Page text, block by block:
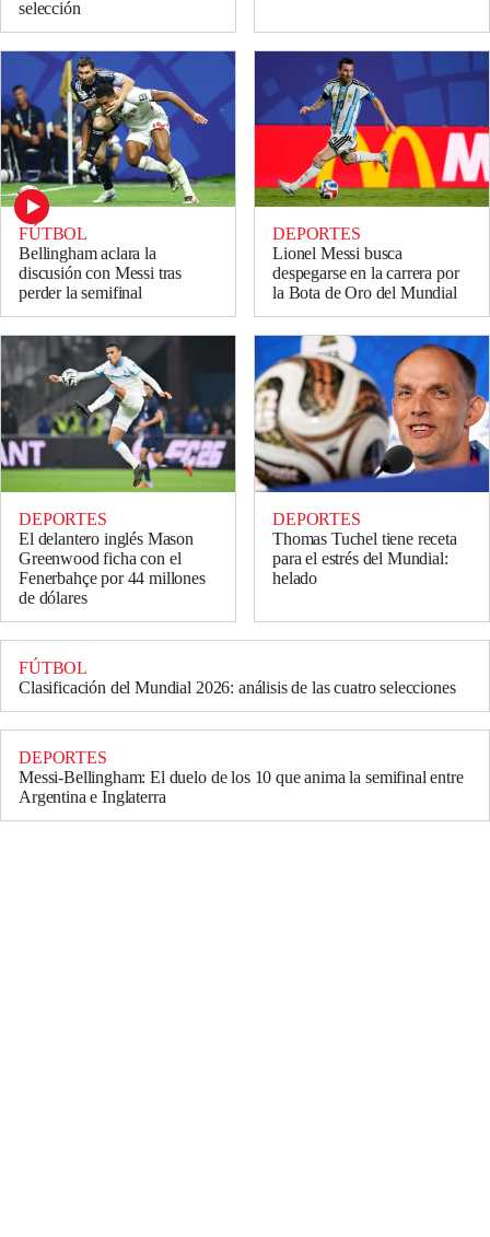
selección
FÚTBOL
Bellingham aclara la
discusión con Messi tras
perder la semifinal
DEPORTES
Lionel Messi busca
despegarse en la carrera por
la Bota de Oro del Mundial
DEPORTES
El delantero inglés Mason
Greenwood ficha con el
Fenerbahçe por 44 millones
de dólares
DEPORTES
Thomas Tuchel tiene receta
para el estrés del Mundial:
helado
FÚTBOL
Clasificación del Mundial 2026: análisis de las cuatro selecciones
DEPORTES
Messi-Bellingham: El duelo de los 10 que anima la semifinal entre
Argentina e Inglaterra